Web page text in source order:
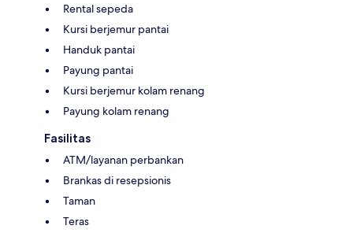
Rental sepeda
Kursi berjemur pantai
Handuk pantai
Payung pantai
Kursi berjemur kolam renang
Payung kolam renang
Fasilitas
ATM/layanan perbankan
Brankas di resepsionis
Taman
Teras